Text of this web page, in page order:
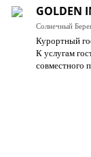
GOLDEN
Солнечный
Курортный
К услугам
совместного